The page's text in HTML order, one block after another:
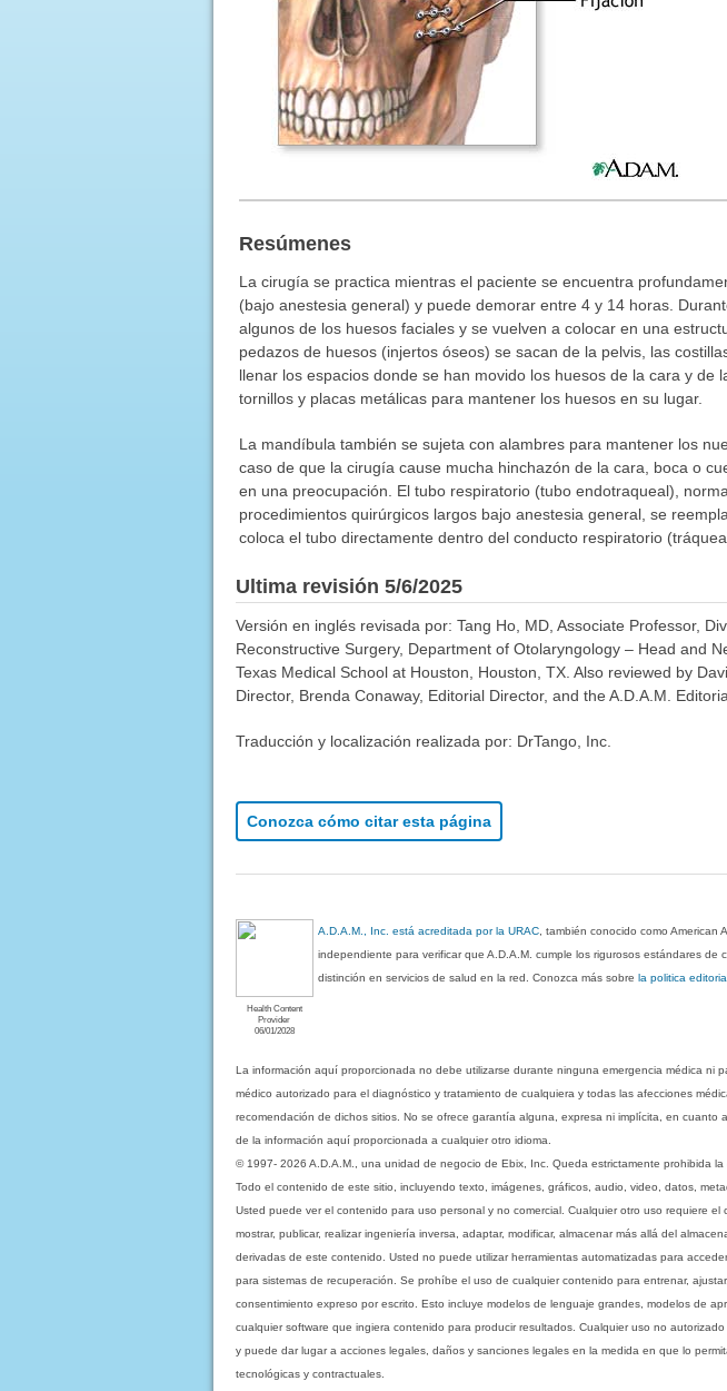
Resúmenes
La cirugía se practica mientras el paciente se encuentra
(bajo anestesia general) y puede demorar entre 4 y 14 horas.
algunos de los huesos faciales y se vuelven a colocar en una
pedazos de huesos (injertos óseos) se sacan de la pelvis, las
llenar los espacios donde se han movido los huesos de la cara y de
tornillos y placas metálicas para mantener los huesos en su lugar.
La mandíbula también se sujeta con alambres para mantener los
caso de que la cirugía cause mucha hinchazón de la cara, boca o
en una preocupación. El tubo respiratorio (tubo endotraqueal),
procedimientos quirúrgicos largos bajo anestesia general, se
coloca el tubo directamente dentro del conducto respiratorio
Ultima revisión 5/6/2025
Versión en inglés revisada por: Tang Ho, MD, Associate Professor,
Reconstructive Surgery, Department of Otolaryngology – Head and
Texas Medical School at Houston, Houston, TX. Also reviewed by
Director, Brenda Conaway, Editorial Director, and the A.D.A.M.
Traducción y localización realizada por: DrTango, Inc.
Conozca cómo citar esta página
Health Content
Provider
06/01/2028
A.D.A.M., Inc. está acreditada por la URAC , también conocido como
independiente para verificar que A.D.A.M. cumple los rigurosos estándares
distinción en servicios de salud en la red. Conozca más sobrela politica
La información aquí proporcionada no debe utilizarse durante ninguna emergencia médica
médico autorizado para el diagnóstico y tratamiento de cualquiera y todas las afecciones
recomendación de dichos sitios. No se ofrece garantía alguna, expresa ni implícita, en
de la información aquí proporcionada a cualquier otro idioma.
© 1997- 2026 A.D.A.M., una unidad de negocio de Ebix, Inc. Queda estrictamente prohibida
Todo el contenido de este sitio, incluyendo texto, imágenes, gráficos, audio, video, datos,
Usted puede ver el contenido para uso personal y no comercial. Cualquier otro uso requiere
mostrar, publicar, realizar ingeniería inversa, adaptar, modificar, almacenar más allá del
derivadas de este contenido. Usted no puede utilizar herramientas automatizadas para
para sistemas de recuperación. Se prohíbe el uso de cualquier contenido para entrenar,
consentimiento expreso por escrito. Esto incluye modelos de lenguaje grandes, modelos de
cualquier software que ingiera contenido para producir resultados. Cualquier uso no
y puede dar lugar a acciones legales, daños y sanciones legales en la medida en que lo
tecnológicas y contractuales.